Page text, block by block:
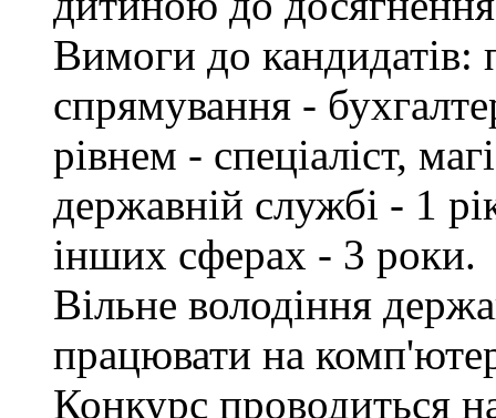
Вимоги до кандидатів:
спрямування -
рівнем - спеціаліст,
державній службі - 1
інших сферах - 3 роки.
Вільне володіння
працювати на
Конкурс проводиться